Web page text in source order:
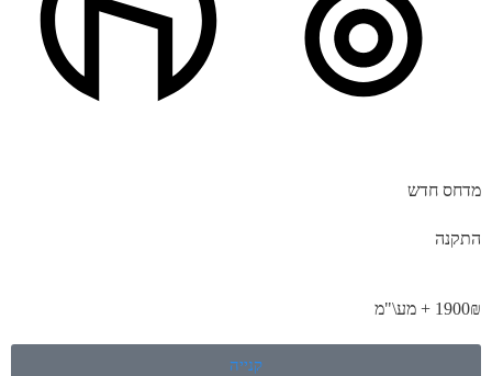
מדחס חדש
התקנה
1900₪ + מע\"מ
קנייה